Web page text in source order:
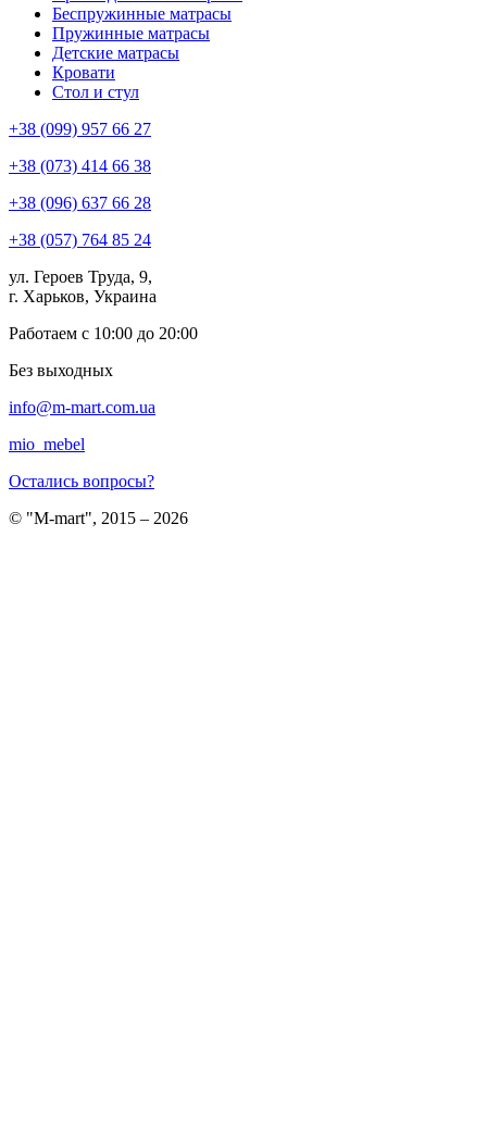
Беспружинные матрасы
Пружинные матрасы
Детские матрасы
Кровати
Стол и стул
+38 (099) 957 66 27
+38 (073) 414 66 38
+38 (096) 637 66 28
+38 (057) 764 85 24
ул. Героев Труда, 9,
г. Харьков, Украина
Работаем с 10:00 до 20:00
Без выходных
info@m-mart.com.ua
mio_mebel
Остались вопросы?
© "M-mart", 2015 – 2026